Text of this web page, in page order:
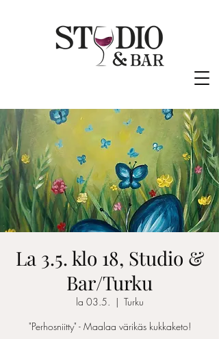
La 3.5. klo 18, Studio &
Bar/Turku
la 03.5.
  |
Turku
"Perhosniitty" - Maalaa värikäs kukkaketo!